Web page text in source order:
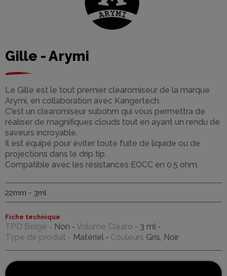
Gille - Arymi
Le Gille est le tout premier clearomiseur de la marque
Arymi, en collaboration avec Kangertech.
C'est un clearomiseur subohm qui vous permettra de
réaliser de magnifiques clouds tout en ayant un rendu de
saveurs incroyable.
Il est équipé pour éviter toute fuite de liquide ou de
projections dans le drip tip.
Compatible avec les résistances EOCC en 0.5 ohm.
22mm - 3ml
Fiche technique
TPD Belge Non Volume Clearo
3 ml
Type de produit
Matériel Couleurs Gris, Noir